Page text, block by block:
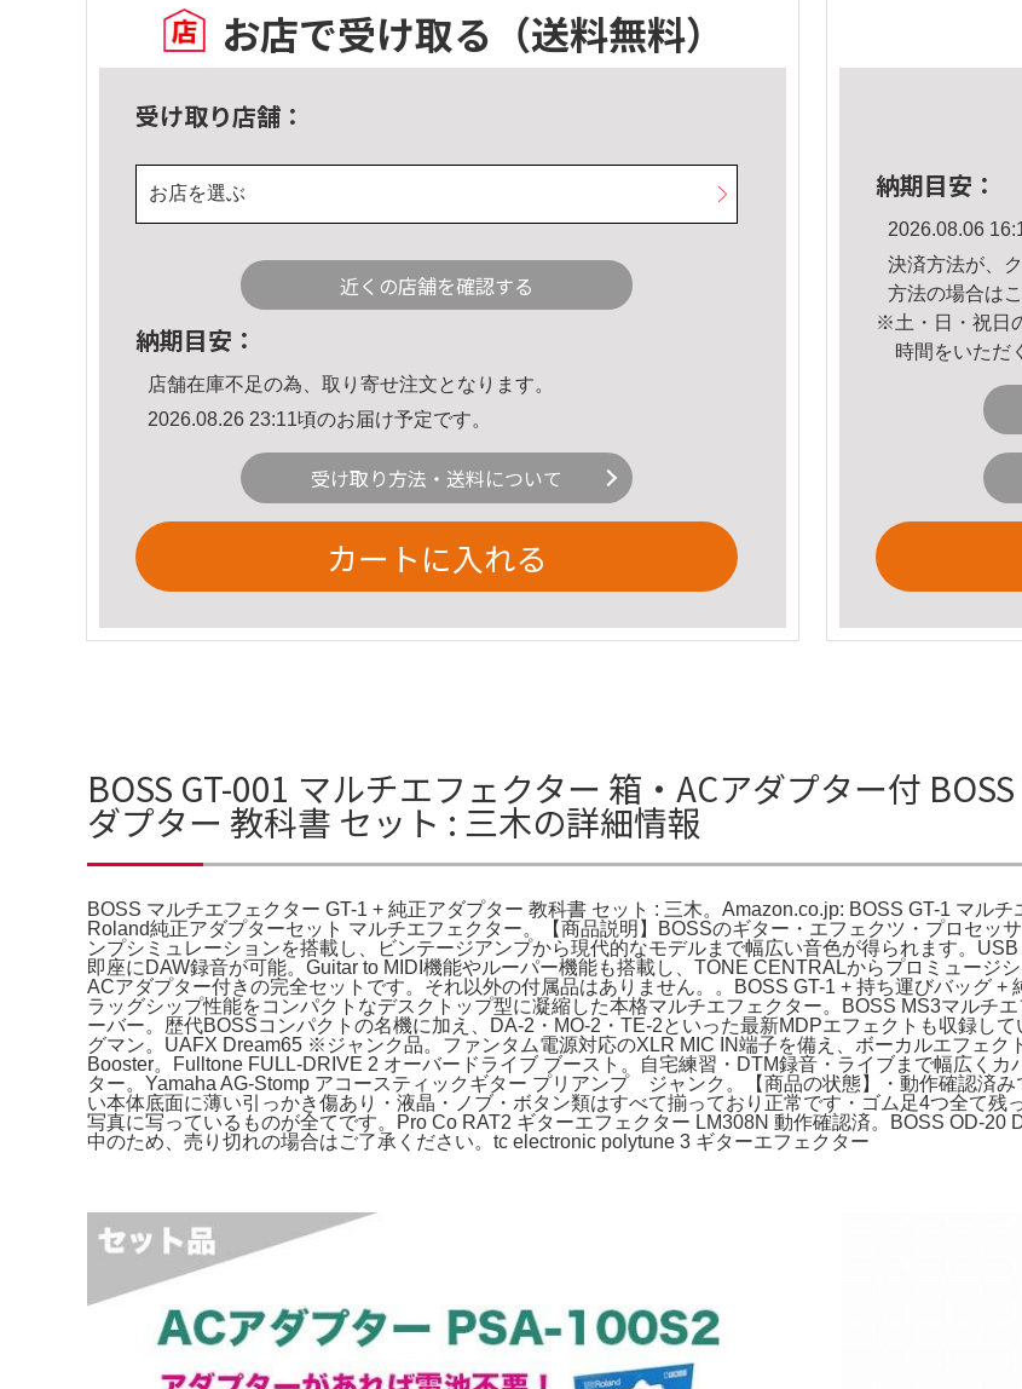
お店で受け取る （送料無料）
受け取り店舗：
お店を選ぶ
近くの店舗を確認する
納期目安：
店舗在庫不足の為、取り寄せ注文となります。
2026.08.26 23:11頃のお届け予定です。
受け取り方法・送料について
カートに入れる
納期目安：
2026.08.06
決済方法が、
方法の場合は
※土・日・祝日
時間をいただ
BOSS GT-001 マルチエフェクター 箱・ACアダプター付
ダプター 教科書 セット : 三木の詳細情報
BOSS マルチエフェクター GT-1 + 純正アダプター 教科書 セット : 三木。Amazon.co.jp: BOSS GT-1 マル
Roland純正アダプターセット マルチエフェクター。【商品説明】BOSSのギター・エフェクツ・プロセッ
ンプシミュレーションを搭載し、ビンテージアンプから現代的なモデルまで幅広い音色が得られます。
即座にDAW録音が可能。Guitar to MIDI機能やルーパー機能も搭載し、TONE CENTRALからプロミュージ
ACアダプター付きの完全セットです。それ以外の付属品はありません。。BOSS GT-1 + 持ち運びバッグ +
ラッグシップ性能をコンパクトなデスクトップ型に凝縮した本格マルチエフェクター。BOSS MS3マルチ
ーバー。歴代BOSSコンパクトの名機に加え、DA-2・MO-2・TE-2といった最新MDPエフェクトも収録し
グマン。UAFX Dream65 ※ジャンク品。ファンタム電源対応のXLR MIC IN端子を備え、ボーカルエフェク
Booster。Fulltone FULL-DRIVE 2 オーバードライブ ブースト。自宅練習・DTM録音・ライブまで幅広く
ター。Yamaha AG-Stomp アコースティックギター プリアンプ ジャンク。【商品の状態】・動作確認済
い本体底面に薄い引っかき傷あり・液晶・ノブ・ボタン類はすべて揃っており正常です・ゴム足4つ全て残
写真に写っているものが全てです。Pro Co RAT2 ギターエフェクター LM308N 動作確認済。BOSS OD-20
中のため、売り切れの場合はご了承ください。tc electronic polytune 3 ギターエフェクター